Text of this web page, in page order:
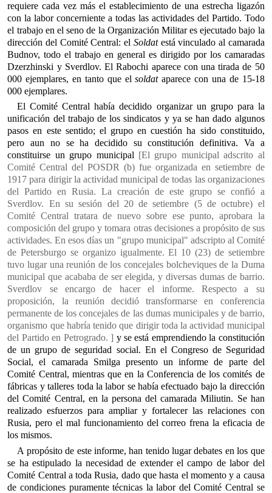
requiere cada vez más el establecimiento de una estrecha ligazón
con la labor concerniente a todas las actividades del Partido. Todo
el trabajo en el seno de la Organización Militar es ejecutado bajo la
dirección del Comité Central: el Soldatestá vinculado al camarada
Budnov, todo el trabajo en general es dirigido por los camaradas
Dzerzhinski y Sverdlov. El Rabochi aparece con una tirada de 50
000 ejemplares, en tanto que elsoldataparece con una de 15-18
000 ejemplares.
El Comité Central había decidido organizar un grupo para la
unificación del trabajo de los sindicatos y ya se han dado algunos
pasos en este sentido; el grupo en cuestión ha sido constituido,
pero aun no se ha decidido su constitución definitiva. Va a
constituirse un grupo municipal [El grupo municipal adscrito al
Comité Central del POSDR (b) fue organizada en setiembre de
1917 para dirigir la actividad municipal de todas las organizaciones
del Partido en Rusia. La creación de este grupo se confió a
Sverdlov. En su sesión del 20 de setiembre (5 de octubre) el
Comité Central tratara de nuevo sobre ese punto, aprobara la
composición del grupo y tomara otras decisiones a propósito de sus
actividades. En esos días un "grupo municipal" adscripto al Comité
de Petersburgo se organizo igualmente. El 10 (23) de setiembre
tuvo lugar una reunión de los concejales bolcheviques de la Duma
municipal que acababa de ser elegida, y diversas dumas de barrio.
Sverdlov se encargo de hacer el informe. Respecto a su
proposición, la reunión decidió transformarse en conferencia
permanente de los concejales de las dumas municipales y de barrio,
organismo que habría tenido que dirigir toda la actividad municipal
del Partido en Petrogrado. ] y se está emprendiendo la constitución
de un grupo de seguridad social. En el Congreso de Seguridad
Social, el camarada Smilga presento un informe de parte del
Comité Central, mientras que en la Conferencia de los comités de
fábricas y talleres toda la labor se había efectuado bajo la dirección
del Comité Central, en la persona del camarada Miliutin. Se han
realizado esfuerzos para ampliar y fortalecer las relaciones con
Rusia, pero el mal funcionamiento del correo frena la eficacia de
los mismos.
A propósito de este informe, han tenido lugar debates en los que
se ha estipulado la necesidad de extender el campo de labor del
Comité Central a toda Rusia, dado que hasta el momento y a causa
de condiciones puramente técnicas la labor del Comité Central se